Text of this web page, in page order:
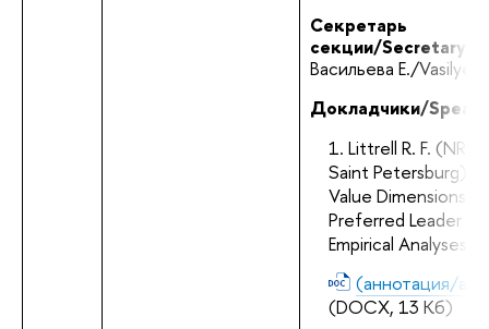
Секретарь
секции/Secretary:
Васильева Е./
Докладчики/
Littrell R. F. (NRU
Saint Petersburg)
Value Dimensions
Preferred Leader
Empirical Analyses»
(аннотация/
(DOCX, 13 Кб)